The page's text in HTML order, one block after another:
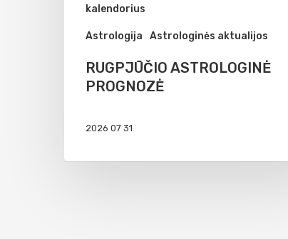
kalendorius
Astrologija Astrologinės aktualijos
RUGPJŪČIO ASTROLOGINĖ
PROGNOZĖ
2026 07 31